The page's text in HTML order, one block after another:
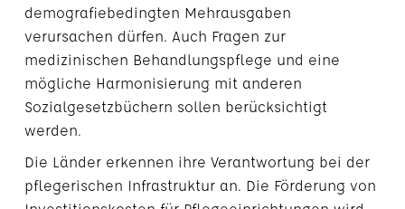
demografiebedingten Mehrausgaben
verursachen dürfen. Auch Fragen zur
medizinischen Behandlungspflege und eine
mögliche Harmonisierung mit anderen
Sozialgesetzbüchern sollen berücksichtigt
werden.
Die Länder erkennen ihre Verantwortung bei der
pflegerischen Infrastruktur an. Die Förderung von